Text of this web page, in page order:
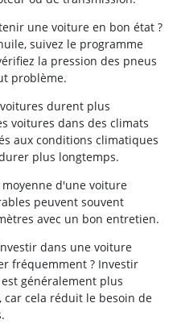
une voiture en bon état ?
suivez le programme
la pression des pneus
problème.
durent plus
voitures dans des climats
aux conditions climatiques
plus longtemps.
d'une voiture
peuvent souvent
avec un bon entretien.
dans une voiture
fréquemment ? Investir
généralement plus
cela réduit le besoin de